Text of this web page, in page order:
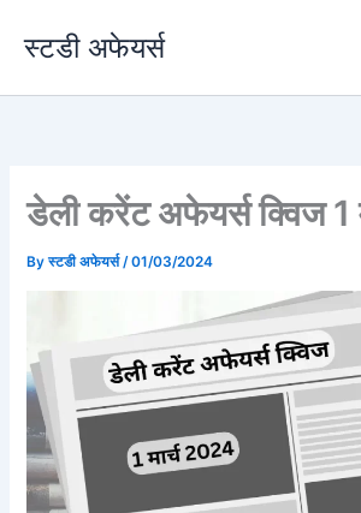
स्टडी अफेयर्स
डेली करेंट अफेयर्स क्विज 1
Byस्टडी अफेयर्स/01/03/2024